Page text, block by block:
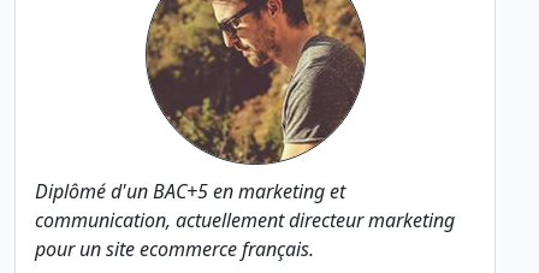
Diplômé d'un BAC+5 en marketing et
communication, actuellement directeur marketing
pour un site ecommerce français.